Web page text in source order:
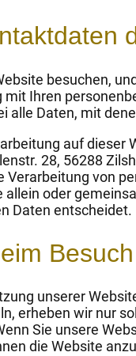
besuchen,
Ihren
alle Daten, mit
auf dieser
28, 56288
Verarbeitung von
allein oder
Daten entscheidet.
unserer
erheben wir nur
Sie unsere
die Website